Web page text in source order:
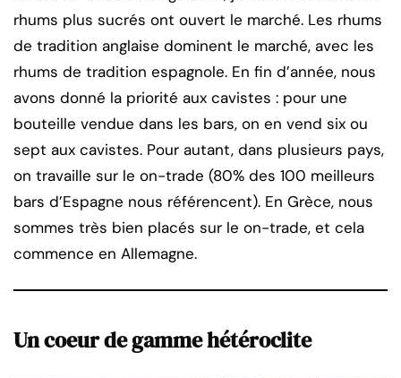
rhums plus sucrés ont ouvert le marché. Les rhums
de tradition anglaise dominent le marché, avec les
rhums de tradition espagnole. En fin d’année, nous
avons donné la priorité aux cavistes : pour une
bouteille vendue dans les bars, on en vend six ou
sept aux cavistes. Pour autant, dans plusieurs pays,
on travaille sur le on-trade (80% des 100 meilleurs
bars d’Espagne nous référencent). En Grèce, nous
sommes très bien placés sur le on-trade, et cela
commence en Allemagne.
Un coeur de gamme hétéroclite